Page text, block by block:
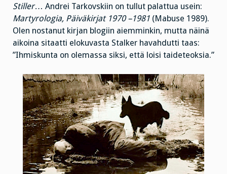
Stiller… Andrei Tarkovskiin on tullut palattua usein:
Martyrologia, Päiväkirjat 1970 –1981 (Mabuse 1989).
Olen nostanut kirjan blogiin aiemminkin, mutta näinä
aikoina sitaatti elokuvasta Stalker havahdutti taas:
”Ihmiskunta on olemassa siksi, että loisi taideteoksia.”